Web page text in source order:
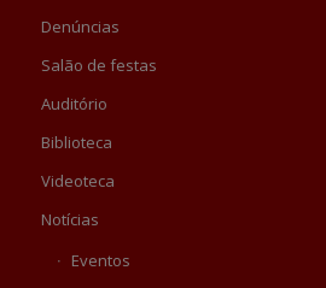
Denúncias
Salão de festas
Auditório
Biblioteca
Videoteca
Notícias
Eventos